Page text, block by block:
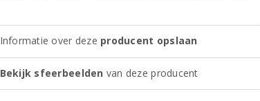
Informatie over deze producent opslaan
Bekijk sfeerbeelden van deze producent